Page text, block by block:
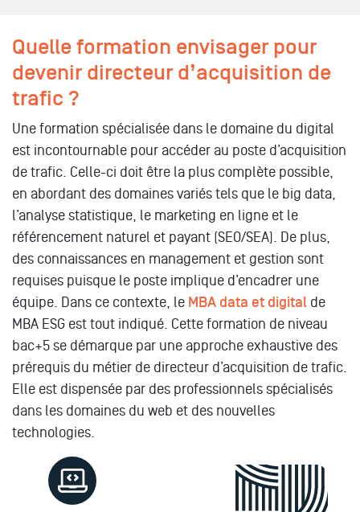
Quelle formation envisager pour
devenir directeur d’acquisition de
trafic ?
Une formation spécialisée dans le domaine du digital
est incontournable pour accéder au poste d’acquisition
de trafic. Celle-ci doit être la plus complète possible,
en abordant des domaines variés tels que le big data,
l’analyse statistique, le marketing en ligne et le
référencement naturel et payant (SEO/SEA). De plus,
des connaissances en management et gestion sont
requises puisque le poste implique d’encadrer une
équipe. Dans ce contexte, le MBA data et digital de
MBA ESG est tout indiqué. Cette formation de niveau
bac+5 se démarque par une approche exhaustive des
prérequis du métier de directeur d’acquisition de trafic.
Elle est dispensée par des professionnels spécialisés
dans les domaines du web et des nouvelles
technologies.